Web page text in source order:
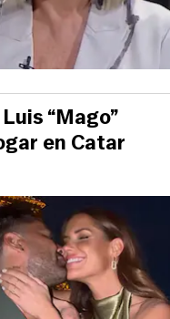
“Mago”
en Catar